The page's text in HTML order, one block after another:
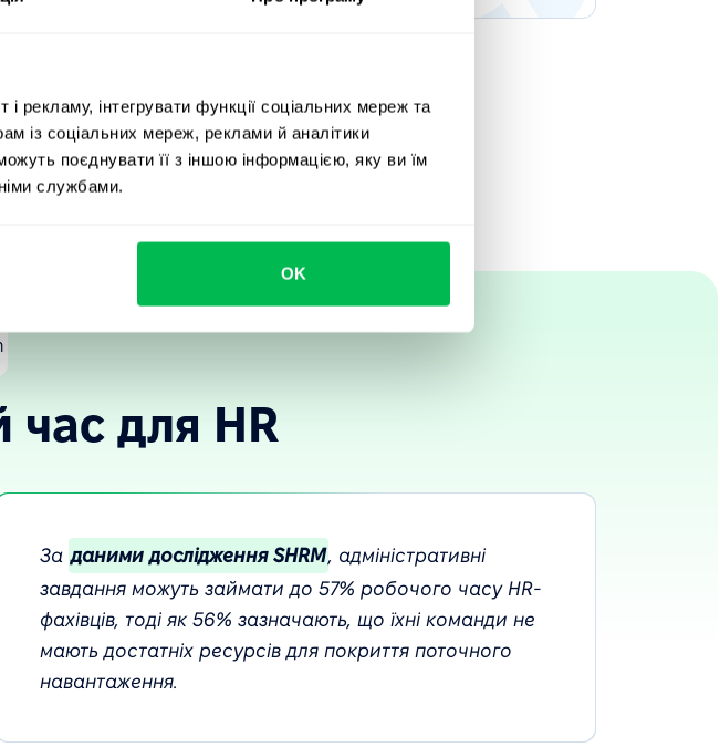
рекламу, інтегрувати функції соціальних мереж та
із соціальних мереж, реклами й аналітики
поєднувати її з іншою інформацією, яку ви їм
службами.
OK
результати
для HR
За даними дослідження SHRM, адміністративні
завдання можуть займати до 57% робочого часу HR-
фахівців, тоді як 56% зазначають, що їхні команди не
мають достатніх ресурсів для покриття поточного
навантаження.